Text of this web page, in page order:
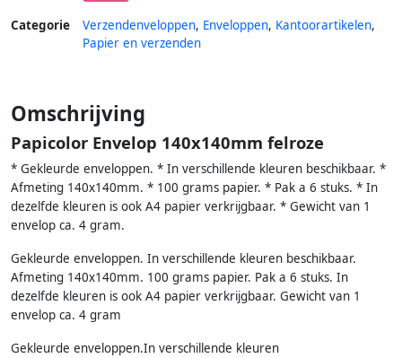
Categorie Verzendenveloppen, Enveloppen, Kantoorartikelen,
Papier en verzenden
Omschrijving
Papicolor Envelop 140x140mm felroze
* Gekleurde enveloppen. * In verschillende kleuren beschikbaar. *
Afmeting 140x140mm. * 100 grams papier. * Pak a 6 stuks. * In
dezelfde kleuren is ook A4 papier verkrijgbaar. * Gewicht van 1
envelop ca. 4 gram.
Gekleurde enveloppen. In verschillende kleuren beschikbaar.
Afmeting 140x140mm. 100 grams papier. Pak a 6 stuks. In
dezelfde kleuren is ook A4 papier verkrijgbaar. Gewicht van 1
envelop ca. 4 gram
Gekleurde enveloppen.In verschillende kleuren